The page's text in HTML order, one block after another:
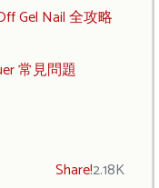
Gel Nail 全攻略
常見問題
Share!2.18K